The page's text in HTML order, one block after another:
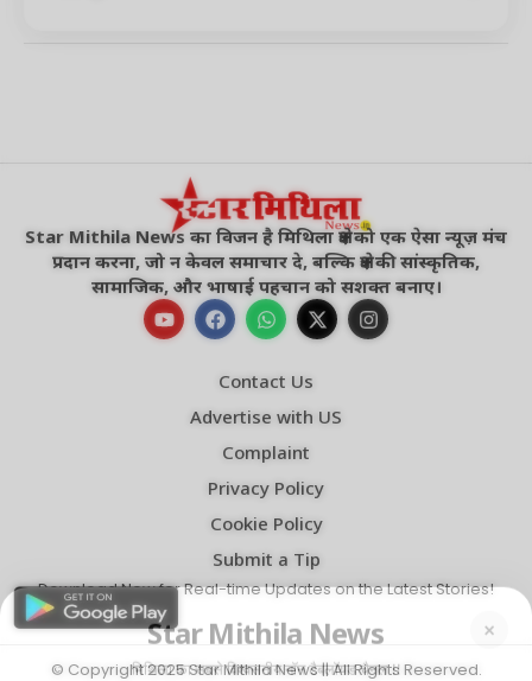
Star Mithila News का विजन है मिथिला क्षेत्र को एक ऐसा न्यूज़ मंच
प्रदान करना, जो न केवल समाचार दे, बल्कि क्षेत्र की सांस्कृतिक,
सामाजिक, और भाषाई पहचान को सशक्त बनाए।
Contact Us
Advertise with US
Complaint
Privacy Policy
Cookie Policy
Submit a Tip
Download Now for Real-time Updates on the Latest Stories!
© Copyright 2025Star Mithila News|| All Rights Reserved.
Star Mithila News
मिथिला का सबसे विश्वसनीय नॉन टैबलॉयड चैनल !!
बेहतर अनुभव के लिए